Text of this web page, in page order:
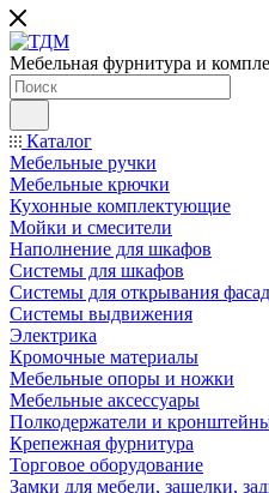
Мебельная фурнитура и
Каталог
Мебельные ручки
Мебельные крючки
Кухонные комплектующие
Мойки и смесители
Наполнение для шкафов
Cистемы для шкафов
Системы для открывания
Системы выдвижения
Электрика
Кромочные материалы
Мебельные опоры и ножки
Мебельные аксессуары
Полкодержатели и
Крепежная фурнитура
Торговое оборудование
Замки для мебели, защелки,